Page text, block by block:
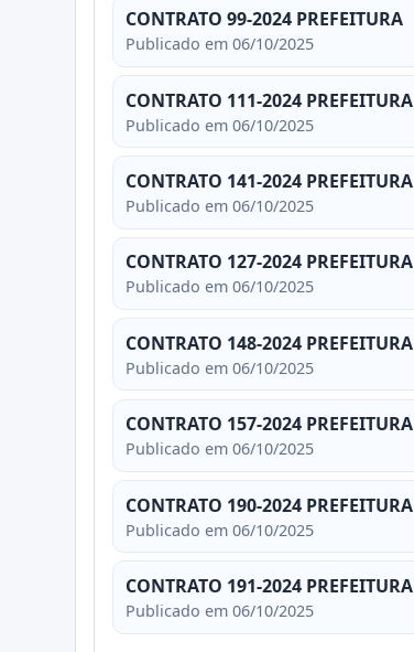
CONTRATO 99-2024 PREFEITURA
Publicado em 06/10/2025
CONTRATO 111-2024 PREFEITURA
Publicado em 06/10/2025
CONTRATO 141-2024 PREFEITURA
Publicado em 06/10/2025
CONTRATO 127-2024 PREFEITURA
Publicado em 06/10/2025
CONTRATO 148-2024 PREFEITURA
Publicado em 06/10/2025
CONTRATO 157-2024 PREFEITURA
Publicado em 06/10/2025
CONTRATO 190-2024 PREFEITURA
Publicado em 06/10/2025
CONTRATO 191-2024 PREFEITURA
Publicado em 06/10/2025